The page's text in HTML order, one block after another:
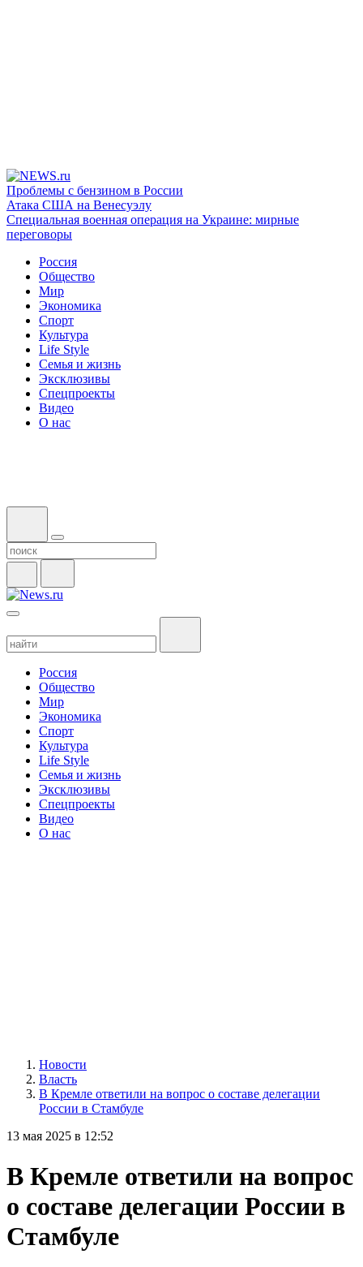
Проблемы с бензином в России
Атака США на Венесуэлу
Специальная военная операция на Украине: мирные
переговоры
Россия
Общество
Мир
Экономика
Спорт
Культура
Life Style
Семья и жизнь
Эксклюзивы
Спецпроекты
Видео
О нас
Россия
Общество
Мир
Экономика
Спорт
Культура
Life Style
Семья и жизнь
Эксклюзивы
Спецпроекты
Видео
О нас
Новости
Власть
В Кремле ответили на вопрос о составе делегации
России в Стамбуле
13 мая 2025 в 12:52
В Кремле ответили на вопрос
о составе делегации России в
Стамбуле